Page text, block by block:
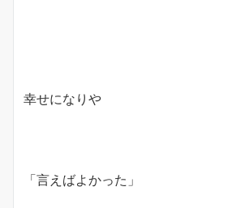
幸せになりや
「言えばよかった」